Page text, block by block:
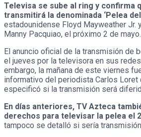
Televisa se sube al ring y confirma
transmitirá la denominada ‘Pelea del
estadounidense Floyd Mayweather Jr.
Manny Pacquiao, el próximo 2 de mayo.
El anuncio oficial de la transmisión de
el jueves por la televisora en sus
embargo, la mañana de este viernes
informativo del periodista Carlos Loret
especificó si la transmisión será
En días anteriores, TV Azteca
derechos para televisar la pelea el
tampoco se detalló si sería